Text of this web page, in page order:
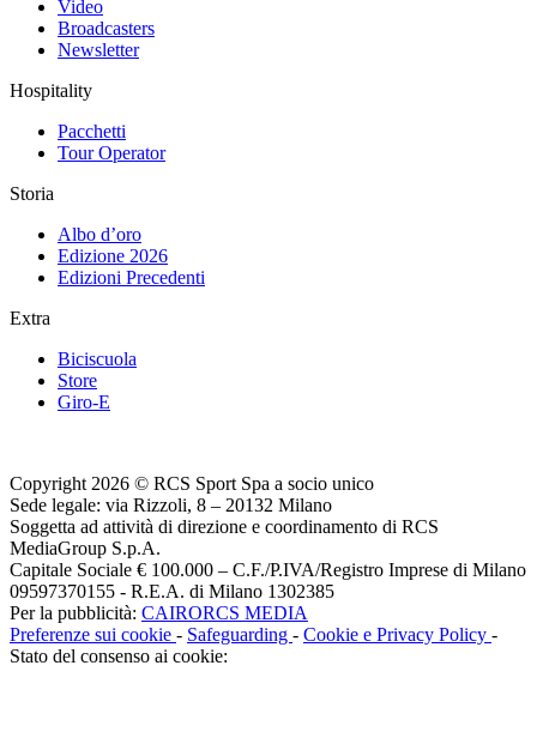
Video
Broadcasters
Newsletter
Hospitality
Pacchetti
Tour Operator
Storia
Albo d’oro
Edizione 2026
Edizioni Precedenti
Extra
Biciscuola
Store
Giro-E
Copyright 2026 © RCS Sport Spa a socio unico
Sede legale: via Rizzoli, 8 – 20132 Milano
Soggetta ad attività di direzione e coordinamento di RCS
MediaGroup S.p.A.
Capitale Sociale € 100.000 – C.F./P.IVA/Registro Imprese di Milano
09597370155 - R.E.A. di Milano 1302385
Per la pubblicità: CAIRORCS MEDIA
Preferenze sui cookie - Safeguarding - Cookie e Privacy Policy -
Stato del consenso ai cookie: